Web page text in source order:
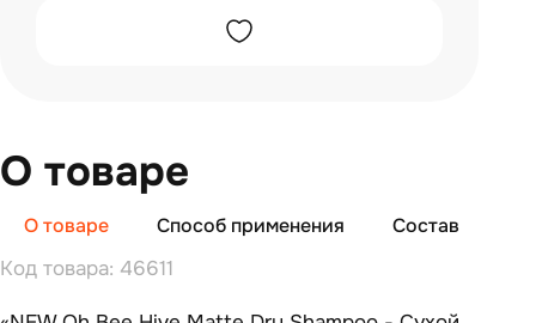
О товаре
О товаре Способ применения Состав
Код товара: 46611